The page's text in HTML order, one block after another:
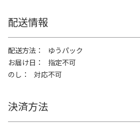
配送情報
配送方法
ゆうパック
お届け日
指定不可
のし
対応不可
決済方法